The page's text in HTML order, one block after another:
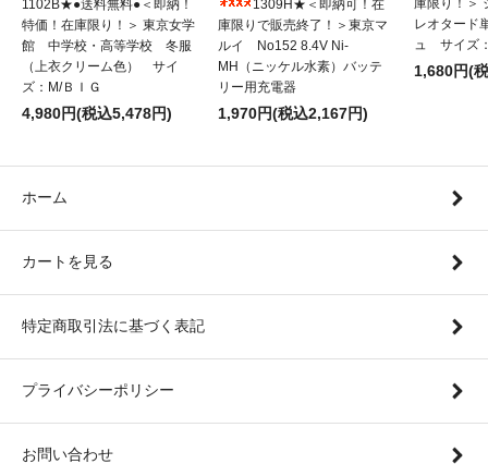
1102B★●送料無料●＜即納！
特価！在庫限り！＞ 東京女学
館 中学校・高等学校 冬服
（上衣クリーム色） サイ
ズ：M/ＢＩＧ
4,980円(税込5,478円)
1309H★＜即納可！在
庫限りで販売終了！＞東京マ
ルイ No152 8.4V Ni-
MH（ニッケル水素）バッテ
リー用充電器
1,970円(税込2,167円)
レオタード
ュ サイズ
1,680円(
ホーム
カートを見る
特定商取引法に基づく表記
プライバシーポリシー
お問い合わせ